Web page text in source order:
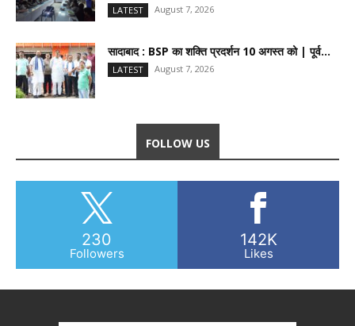
LATEST August 7, 2026
सादाबाद : BSP का शक्ति प्रदर्शन 10 अगस्त को | पूर्व...
LATEST August 7, 2026
FOLLOW US
230
Followers
142K
Likes